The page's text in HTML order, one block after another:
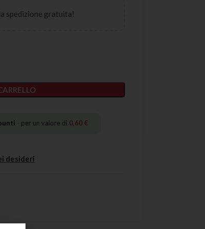
spedizione gratuita!
- per un valore di 0,60€
desideri